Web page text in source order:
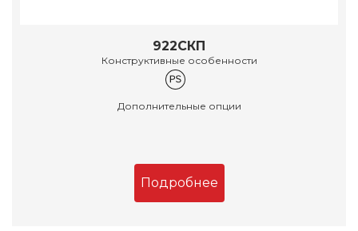
922СКП
Конструктивные особенности
Дополнительные опции
Подробнее